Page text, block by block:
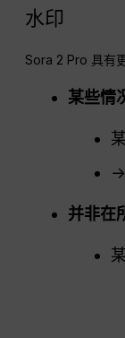
水印
Sora 2 Pro 具有
某些情
→
并非在